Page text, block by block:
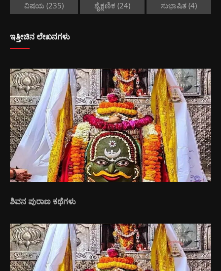
ವಿಷಯ (235) ಶೈಕ್ಷಣಿಕ (24) ಸುಭಾಷಿತ (4)
ಇತ್ತೀಚಿನ ಲೇಖನಗಳು
ಶಿವನ ಪುರಾಣ ಕಥೆಗಳು